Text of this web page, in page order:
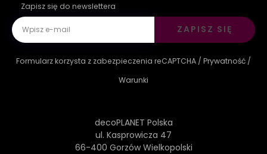
Zapisz się do newslettera
ZAPISZ SIĘ
Formularz korzysta z zabezpieczenia reCAPTCHA / Prywatność /
Warunki
decoPLANET Polska
ul. Kasprowicza 47
66-400 Gorzów Wielkopolski